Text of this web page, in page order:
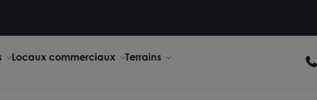
Locaux commerciaux Terrains